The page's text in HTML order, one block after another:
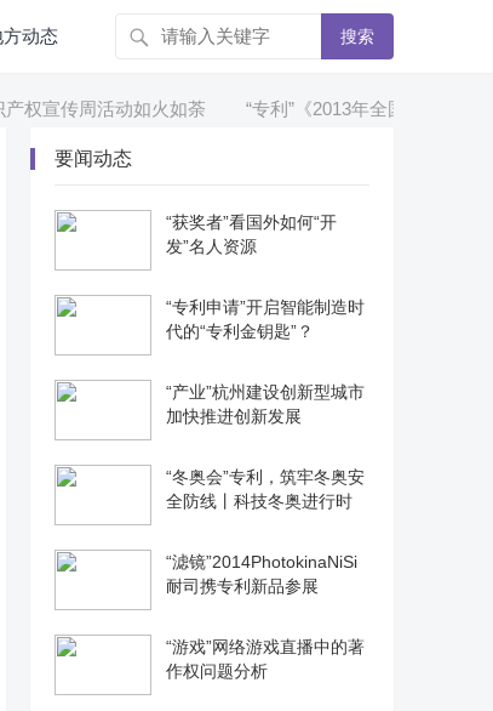
方动态 搜索
宣传周活动如火如荼 “专利”《2013年全国专利实力状
要闻动态
“获奖者”看国外如何“开
发”名人资源
“专利申请”开启智能制造时
代的“专利金钥匙”？
“产业”杭州建设创新型城市
加快推进创新发展
“冬奥会”专利，筑牢冬奥安
全防线丨科技冬奥进行时
“滤镜”2014PhotokinaNiSi
耐司携专利新品参展
“游戏”网络游戏直播中的著
作权问题分析